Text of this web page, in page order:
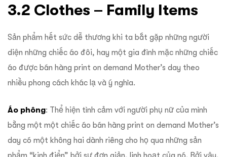
3.2 Clothes – Family Items
Sản phẩm hết sức dễ thương khi ta bắt gặp những người
diện những chiếc áo đôi, hay một gia đình mặc những chiếc
áo được bán hàng print on demand Mother’s day theo
nhiều phong cách khác lạ và ý nghĩa.
Áo phông: Thể hiện tình cảm với người phụ nữ của mình
bằng một một chiếc áo bán hàng print on demand Mother’s
day có một không hai dành riêng cho họ qua những sản